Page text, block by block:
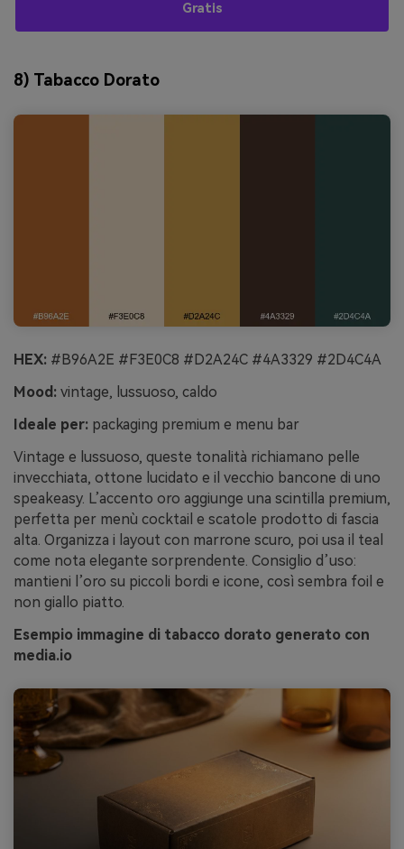
Gratis
8) Tabacco Dorato
HEX: #B96A2E #F3E0C8 #D2A24C #4A3329 #2D4C4A
Mood: vintage, lussuoso, caldo
Ideale per: packaging premium e menu bar
Vintage e lussuoso, queste tonalità richiamano pelle
invecchiata, ottone lucidato e il vecchio bancone di uno
speakeasy. L’accento oro aggiunge una scintilla premium,
perfetta per menù cocktail e scatole prodotto di fascia
alta. Organizza i layout con marrone scuro, poi usa il teal
come nota elegante sorprendente. Consiglio d’uso:
mantieni l’oro su piccoli bordi e icone, così sembra foil e
non giallo piatto.
Esempio immagine di tabacco dorato generato con
media.io